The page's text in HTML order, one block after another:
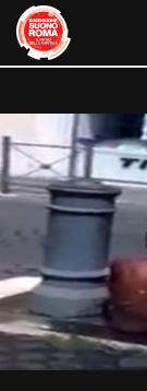
content